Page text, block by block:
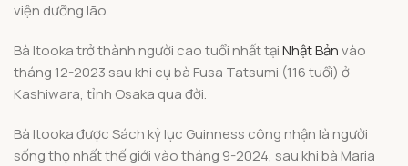
viện dưỡng lão.
Bà Itooka trở thành người cao tuổi nhất tạiNhật Bảnvào
tháng 12-2023 sau khi cụ bà Fusa Tatsumi (116 tuổi) ở
Kashiwara, tỉnh Osaka qua đời.
Bà Itooka được Sách kỷ lục Guinness công nhận là người
sống thọ nhất thế giới vào tháng 9-2024, sau khi bà Maria